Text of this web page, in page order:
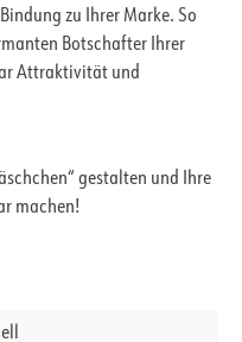
zu Ihrer Marke. So
Botschafter Ihrer
Attraktivität und
gestalten und Ihre
machen!